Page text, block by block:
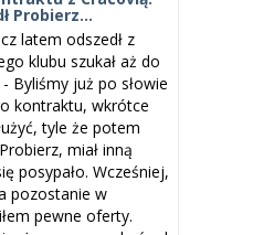
Probierz...
latem odszedł z
klubu szukał aż do
Byliśmy już po słowie
kontraktu, wkrótce
tyle że potem
miał inną
posypało. Wcześniej,
pozostanie w
pewne oferty.